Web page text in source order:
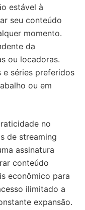
estável à
seu conteúdo
momento.
da
ou locadoras.
e séries preferidos
ou em
no
de streaming
assinatura
conteúdo
econômico para
ilimitado a
expansão.